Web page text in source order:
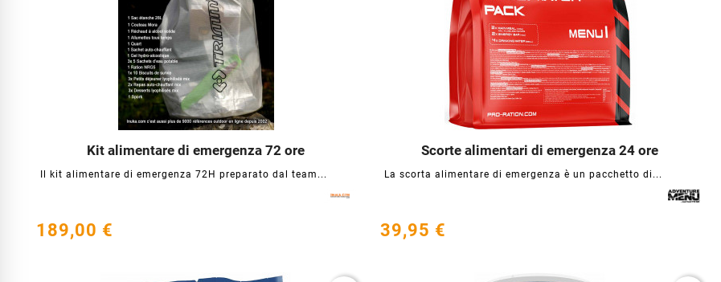
Kit alimentare di emergenza 72 ore
Il kit alimentare di emergenza 72H preparato dal team...
   
189,00 €
Scorte alimentari di emergenza 24 ore
La scorta alimentare di emergenza è un pacchetto di...
   
39,95 €